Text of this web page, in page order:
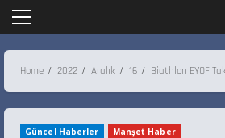
Home 2022 Aralık 16 Biathlon EYOF
Güncel Haberler Manşet Haber